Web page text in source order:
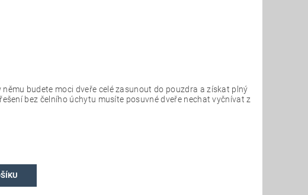
budete moci dveře celé zasunout do pouzdra a získat plný
bez čelního úchytu musíte posuvné dveře nechat vyčnívat z